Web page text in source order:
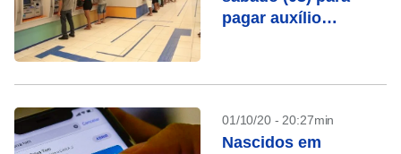
pagar auxílio
01/10/20 - 20:27min
Nascidos em